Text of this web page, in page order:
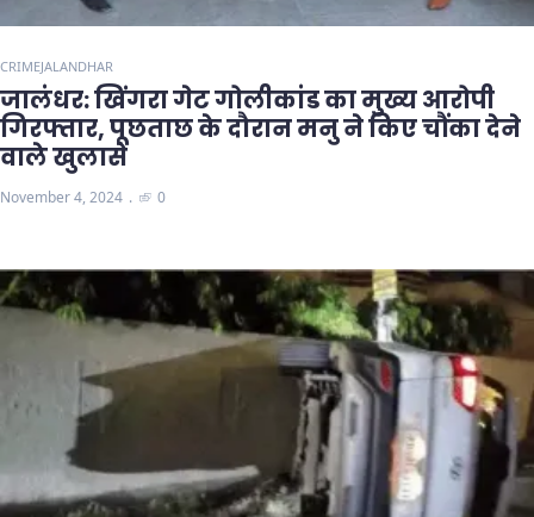
CRIMEJALANDHAR
जालंधर: खिंगरा गेट गोलीकांड का मुख्य आरोपी
गिरफ्तार, पूछताछ के दौरान मनु ने किए चौंका देने
वाले खुलासे
November 4, 2024 0